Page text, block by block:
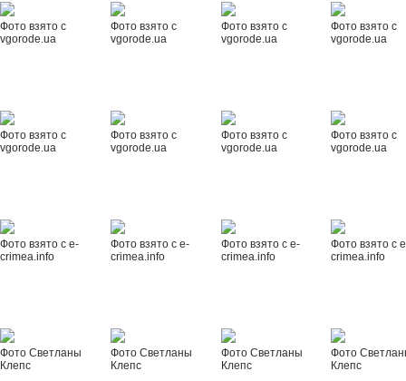
Фото взято с
vgorode.ua
Фото взято с
vgorode.ua
Фото взято с
vgorode.ua
Фото взято с
vgorode.ua
Фото взято с
vgorode.ua
Фото взято с
vgorode.ua
Фото взято с
vgorode.ua
Фото взято с
vgorode.ua
Фото взято с e-
crimea.info
Фото взято с e-
crimea.info
Фото взято с e-
crimea.info
Фото взято с
crimea.info
Фото Светланы
Клепс
Фото Светланы
Клепс
Фото Светланы
Клепс
Фото
Клепс